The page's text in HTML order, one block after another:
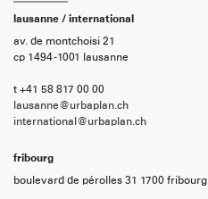
lausanne / international
av. de montchoisi 21
cp 1494 -1001 lausanne
t +41 58 817 00 00
lausanne@urbaplan.ch
international@urbaplan.ch
fribourg
boulevard de pérolles 31 1700 fribourg